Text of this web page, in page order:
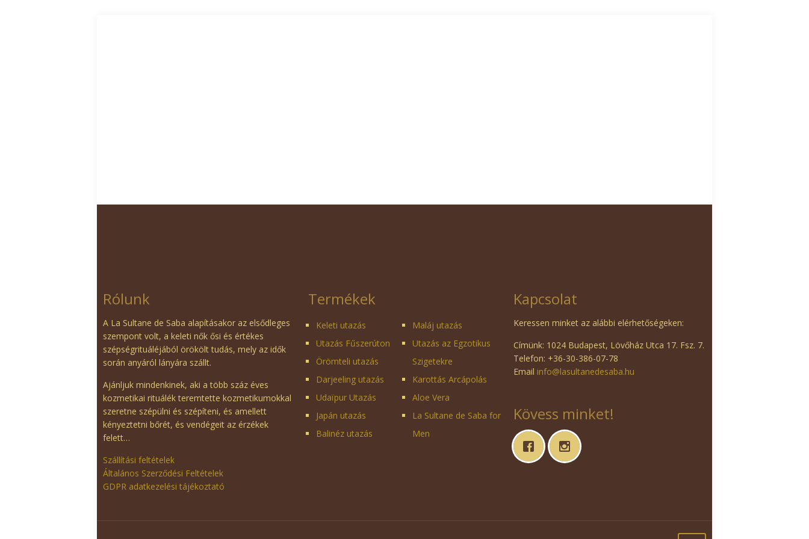
Rólunk
A La Sultane de Saba alapításakor az elsődleges
szempont volt, a keleti nők ősi és értékes
szépségrituáléjából örökölt tudás, mely az idők
során anyáról lányára szállt.
Ajánljuk mindenkinek, aki a több száz éves
kozmetikai rituálék teremtette kozmetikumokkal
szeretne szépülni és szépíteni, és amellett
kényeztetni bőrét, és vendégeit az érzékek
felett…
Szállítási feltételek
Általános Szerződési Feltételek
GDPR adatkezelési tájékoztató
Termékek
Keleti utazás
Utazás Fűszerúton
Örömteli utazás
Darjeeling utazás
Udaïpur Utazás
Japán utazás
Balinéz utazás
Maláj utazás
Utazás az Egzotikus
Szigetekre
Karottás Arcápolás
Aloe Vera
La Sultane de Saba for
Men
Kapcsolat
Keressen minket az alábbi elérhetőségeken:
Címünk: 1024 Budapest, Lövőház Utca 17. Fsz. 7.
Telefon: +36-30-386-07-78
Email info@lasultanedesaba.hu
Kövess minket!